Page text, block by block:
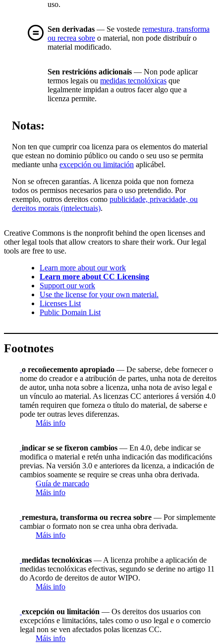
uso.
Sen derivadas — Se vostede remestura, transforma
ou recrea sobre o material, non pode distribuír o
material modificado.
Sen restricións adicionais — Non pode aplicar
termos legais ou medidas tecnolóxicas que
legalmente impidan a outros facer algo que a
licenza permite.
Notas:
Non ten que cumprir coa licenza para os elementos do material
que estean no dominio público ou cando o seu uso se permita
mediante unha excepción ou limitación aplicábel.
Non se ofrecen garantías. A licenza poida que non forneza
todos os permisos necesarios para o uso pretendido. Por
exemplo, outros dereitos como publicidade, privacidade, ou
dereitos morais (intelectuais).
Creative Commons is the nonprofit behind the open licenses and
other legal tools that allow creators to share their work. Our legal
tools are free to use.
Learn more about our work
Learn more about CC Licensing
Support our work
Use the license for your own material.
Licenses List
Public Domain List
Footnotes
o recoñecemento apropiado — De saberse, debe fornecer o
nome do creador e a atribución de partes, unha nota de dereitos
de autor, unha nota sobre a licenza, unha nota de aviso legal e
un vínculo ao material. As licenzas CC anteriores á versión 4.0
tamén requiren que forneza o título do material, de saberse e
pode ter outras leves diferenzas.
Máis info
indicar se se fixeron cambios — En 4.0, debe indicar se
modifica o material e retén unha indicación das modificacións
previas. Na versión 3.0 e anteriores da licenza, a indicación de
cambios soamente se require se creas unha obra derivada.
Guía de marcado
Máis info
remestura, transforma ou recrea sobre — Por simplemente
cambiar o formato non se crea unha obra derivada.
Máis info
medidas tecnolóxicas — A licenza prohibe a aplicación de
medidas tecnolóxicas efectivas, segundo se derine no artigo 11
do Acordo de dereitos de autor WIPO.
Máis info
excepción ou limitación — Os dereitos dos usuarios con
excepcións e limitacións, tales como o uso legal e o comercio
legal non se ven afectados polas licenzas CC.
Máis info